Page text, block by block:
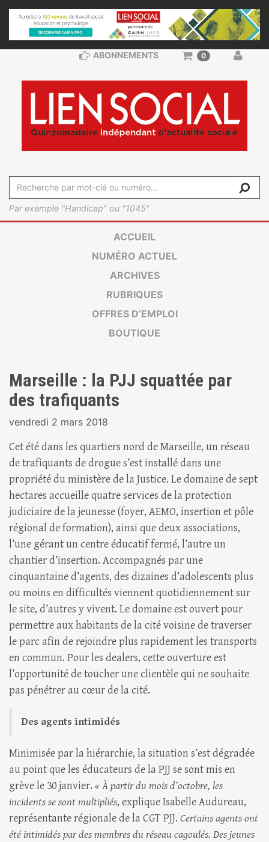
Par exemple "Handicap" ou "1045"
ABONNEMENTS 0
ACCUEIL
NUMÉRO ACTUEL
ARCHIVES
RUBRIQUES
OFFRES D’EMPLOI
BOUTIQUE
Marseille : la PJJ squattée par
des trafiquants
vendredi 2 mars 2018
Cet été dans les quartiers nord de Marseille, un réseau
de trafiquants de drogue s’est installé dans une
propriété du ministère de la Justice. Le domaine de sept
hectares accueille quatre services de la protection
judiciaire de la jeunesse (foyer, AEMO, insertion et pôle
régional de formation), ainsi que deux associations,
l’une gérant un centre éducatif fermé, l’autre un
chantier d’insertion. Accompagnés par une
cinquantaine d’agents, des dizaines d’adolescents plus
ou moins en difficultés viennent quotidiennement sur
le site, d’autres y vivent. Le domaine est ouvert pour
permettre aux habitants de la cité voisine de traverser
le parc afin de rejoindre plus rapidement les transports
en commun. Pour les dealers, cette ouverture est
l’opportunité de toucher une clientèle qui ne souhaite
pas pénétrer au cœur de la cité.
Des agents intimidés
Minimisée par la hiérarchie, la situation s’est dégradée
au point que les éducateurs de la PJJ se sont mis en
grève le 30 janvier. « À partir du mois d’octobre, les
incidents se sont multipliés, explique Isabelle Audureau,
représentante régionale de la CGT PJJ. Certains agents ont
été intimidés par des membres du réseau cagoulés. Des jeunes